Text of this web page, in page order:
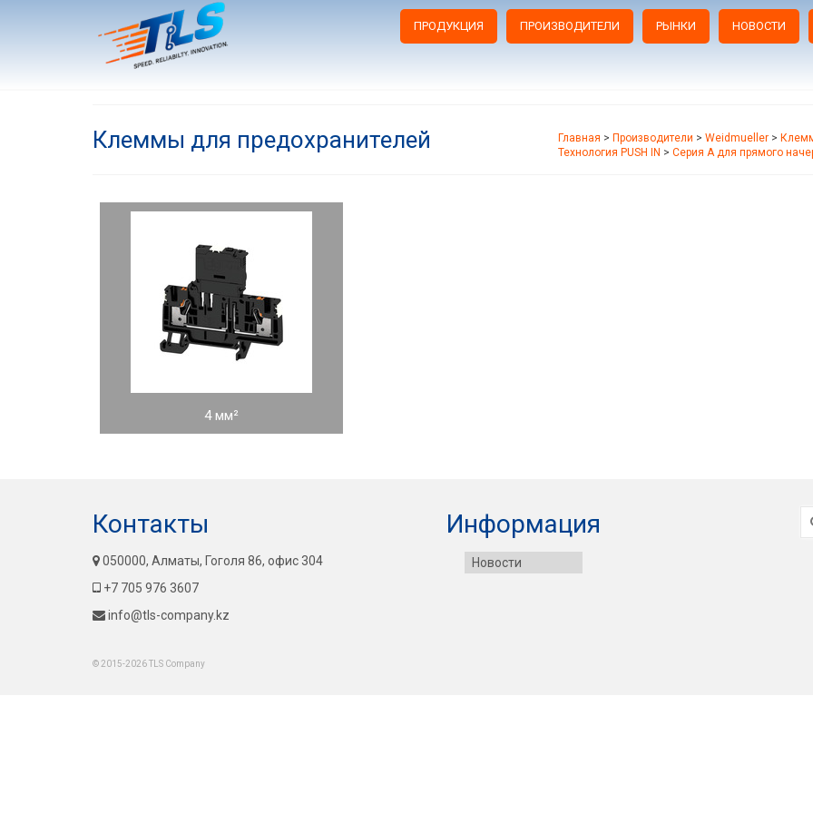
ПРОДУКЦИЯ ПРОИЗВОДИТЕЛИ РЫНКИ НОВОСТИ
Клеммы для предохранителей Главная > Производители > Weidmueller >
Технология PUSH IN > Серия A для прямого
4 мм²
Контакты
050000, Алматы, Гоголя 86, офис 304
+7 705 976 3607
info@tls-company.kz
Информация
Новости
© 2015-2026 TLS Company